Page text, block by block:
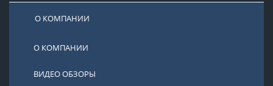
О КОМПАНИИ
О КОМПАНИИ
ВИДЕО ОБЗОРЫ